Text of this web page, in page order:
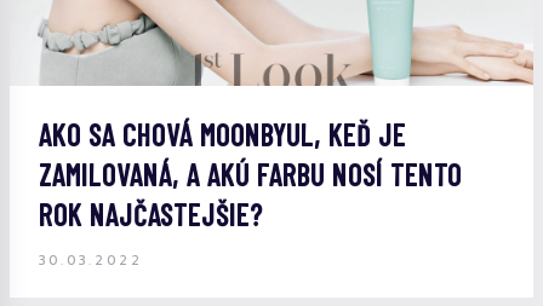
AKO SA CHOVÁ MOONBYUL, KEĎ JE
ZAMILOVANÁ, A AKÚ FARBU NOSÍ TENTO
ROK NAJČASTEJŠIE?
30.03.2022